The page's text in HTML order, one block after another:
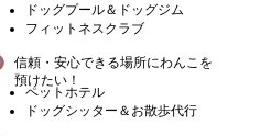
ドッグプール＆ドッグジム
フィットネスクラブ
信頼・安心できる場所にわんこを
預けたい！
ペットホテル
ドッグシッター＆お散歩代行